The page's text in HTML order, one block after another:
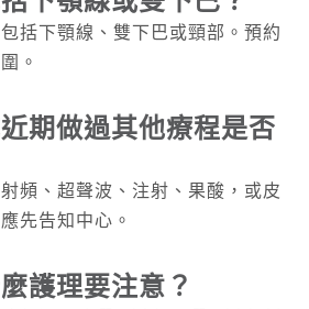
括下顎線、雙下巴或頸部。預約
。
期做過其他療程是否
頻、超聲波、注射、果酸，或皮
先告知中心。
護理要注意？